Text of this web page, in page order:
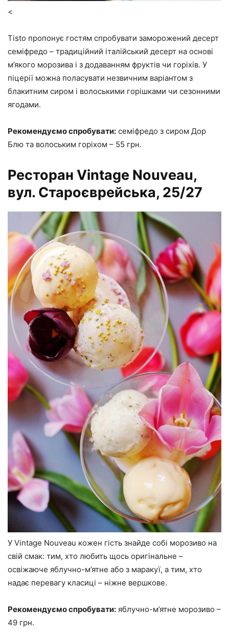
<
Tisto пропонує гостям спробувати заморожений десерт
семіфредо – традиційний італійський десерт на основі
м’якого морозива і з додаванням фруктів чи горіхів. У
піцерії можна поласувати незвичним варіантом з
блакитним сиром і волоськими горішками чи сезонними
ягодами.
Рекомендуємо спробувати: семіфредо з сиром Дор
Блю та волоським горіхом – 55 грн.
Ресторан Vintage Nouveau,
вул. Староєврейська, 25/27
У Vintage Nouveau кожен гість знайде собі морозиво на
свій смак: тим, хто любить щось оригінальне –
освіжаюче яблучно-м’ятне або з маракуї, а тим, хто
надає перевагу класиці – ніжне вершкове.
Рекомендуємо спробувати: яблучно-м’ятне морозиво –
49 грн.